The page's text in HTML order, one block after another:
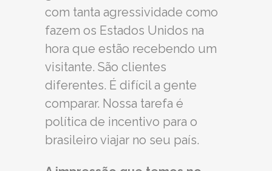
com tanta agressividade como
fazem os Estados Unidos na
hora que estão recebendo um
visitante. São clientes
diferentes. É difícil a gente
comparar. Nossa tarefa é
política de incentivo para o
brasileiro viajar no seu país.